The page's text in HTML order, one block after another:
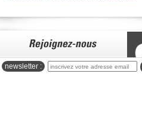
newsletter :